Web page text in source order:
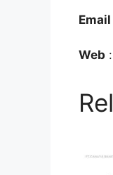
Email
Web